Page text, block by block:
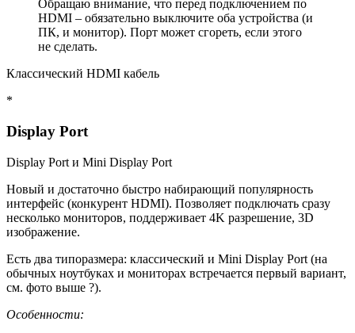
Обращаю внимание, что перед подключением по
HDMI – обязательно выключите оба устройства (и
ПК, и монитор). Порт может сгореть, если этого
не сделать.
Классический HDMI кабель
*
Display Port
Display Port и Mini Display Port
Новый и достаточно быстро набирающий популярность
интерфейс (конкурент HDMI). Позволяет подключать сразу
несколько мониторов, поддерживает 4K разрешение, 3D
изображение.
Есть два типоразмера: классический и Mini Display Port (на
обычных ноутбуках и мониторах встречается первый вариант,
см. фото выше ?).
Особенности: